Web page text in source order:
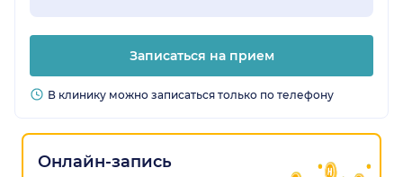
Записаться на прием
В клинику можно записаться только по телефону
Онлайн-запись